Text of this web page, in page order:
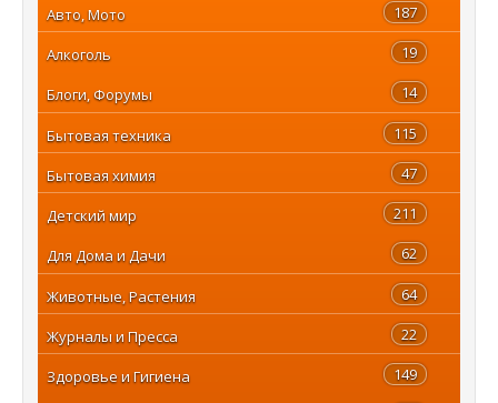
187
Авто, Мото
19
Алкоголь
14
Блоги, Форумы
115
Бытовая техника
47
Бытовая химия
211
Детский мир
62
Для Дома и Дачи
64
Животные, Растения
22
Журналы и Пресса
149
Здоровье и Гигиена